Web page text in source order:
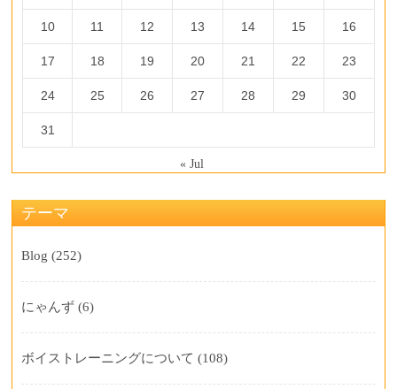
10 11 12 13 14 15 16
17 18 19 20 21 22 23
24 25 26 27 28 29 30
31
« Jul
テーマ
Blog (252)
にゃんず (6)
ボイストレーニングについて (108)